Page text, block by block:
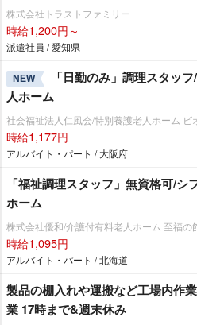
株式会社トラストファミリー
時給1,200円～
派遣社員 / 愛知県
NEW
「日勤のみ」調理スタッ
人ホーム
社会福祉法人仁風会/特別養護老人ホーム ビ
時給1,177円
アルバイト・パート / 大阪府
「福祉調理スタッフ」無資格可/
ホーム
株式会社優和/介護付有料老人ホーム 至福の
時給1,095円
アルバイト・パート / 北海道
製品の棚入れや運搬など工場内作
業 17時まで&週末休み